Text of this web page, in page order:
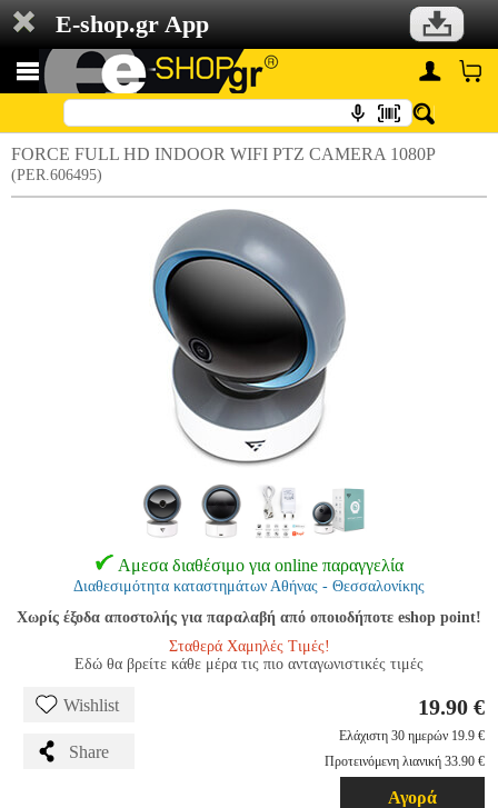
E-shop.gr App
FORCE FULL HD INDOOR WIFI PTZ CAMERA 1080P
(PER.606495)
Αμεσα διαθέσιμο για online παραγγελία
Διαθεσιμότητα καταστημάτων Αθήνας - Θεσσαλονίκης
Χωρίς έξοδα αποστολής για παραλαβή από οποιοδήποτε eshop point!
Σταθερά Χαμηλές Τιμές!
Εδώ θα βρείτε κάθε μέρα τις πιο ανταγωνιστικές τιμές
Wishlist
Share
19.90 €
Ελάχιστη 30 ημερών 19.9 €
Προτεινόμενη λιανική 33.90 €
Αγορά